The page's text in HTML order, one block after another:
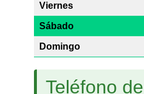
Viernes
Sábado
Domingo
Teléfono